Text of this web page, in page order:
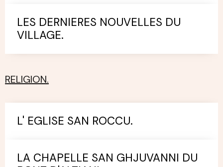
LES DERNIERES NOUVELLES DU
VILLAGE.
RELIGION.
L' EGLISE SAN ROCCU.
LA CHAPELLE SAN GHJUVANNI DU